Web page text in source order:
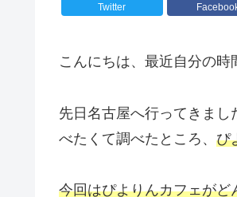
Twitter
こんにちは、最近自分の時
先日名古屋へ行ってきまし
べたくて調べたところ、 ぴ
今回はぴよりんカフェが